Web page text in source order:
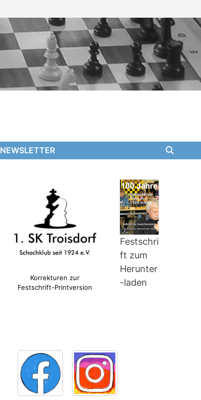
NEWSLETTER
Korrekturen zur
Festschrift-Printversion
Festschri
ft zum
Herunter
-laden